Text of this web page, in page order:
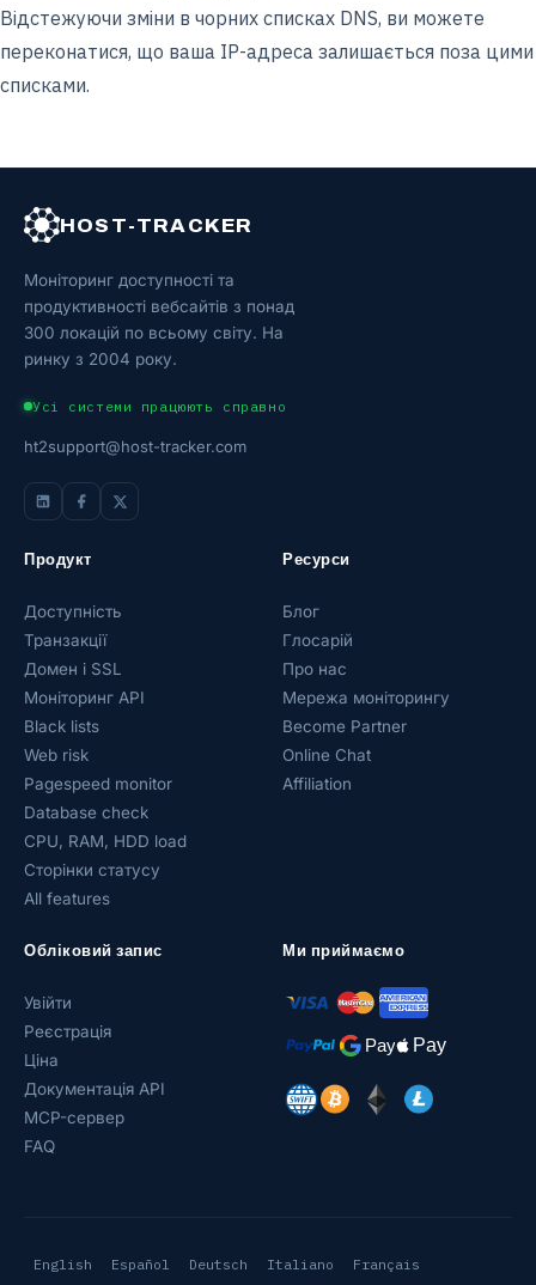
Відстежуючи зміни в чорних списках DNS, ви можете
переконатися, що ваша IP-адреса залишається поза цими
списками.
HOST-TRACKER
Моніторинг доступності та
продуктивності вебсайтів з понад
300 локацій по всьому світу. На
ринку з 2004 року.
Усі системи працюють справно
ht2support@host-tracker.com
Продукт
Доступність
Транзакції
Домен і SSL
Моніторинг API
Black lists
Web risk
Pagespeed monitor
Database check
CPU, RAM, HDD load
Сторінки статусу
All features
Ресурси
Блог
Глосарій
Про нас
Мережа моніторингу
Become Partner
Online Chat
Affiliation
Обліковий запис
Увійти
Реєстрація
Ціна
Документація API
MCP-сервер
FAQ
Ми приймаємо
English Español Deutsch Italiano Français